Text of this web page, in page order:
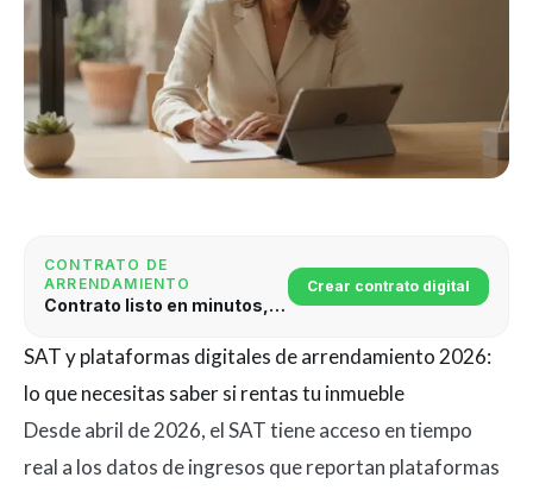
SAT y plataformas digitales de arrendamiento 2026:
lo que necesitas saber si rentas tu inmueble
Desde abril de 2026, el SAT tiene acceso en tiempo
real a los datos de ingresos que reportan plataformas
CONTRATO DE
ARRENDAMIENTO
Contrato listo en minutos, con validez legal
Crear contrato digital